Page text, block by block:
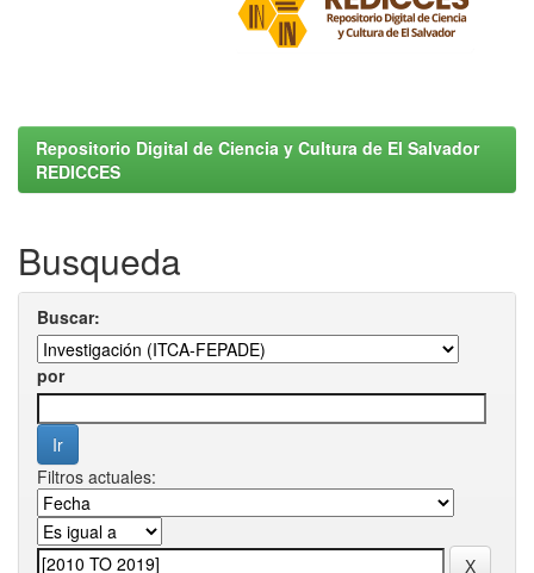
Repositorio Digital de Ciencia y Cultura de El Salvador
REDICCES
Busqueda
Buscar:
por
Filtros actuales: